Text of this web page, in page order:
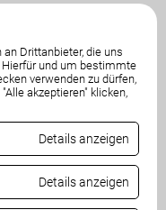
Drittanbieter, die uns
Hierfür und um bestimmte
verwenden zu dürfen,
akzeptieren" klicken,
Details anzeigen
Details anzeigen
als
kleinstrukturierten
Außerdem
auch
die Vereinfachung
unter 10kW
Roman Linder die
Die weiteren
„Anpassung
„Auszahlung